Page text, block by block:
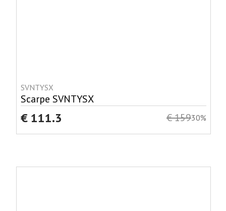
SVNTYSX
Scarpe SVNTYSX
€ 111.3 € 15930%